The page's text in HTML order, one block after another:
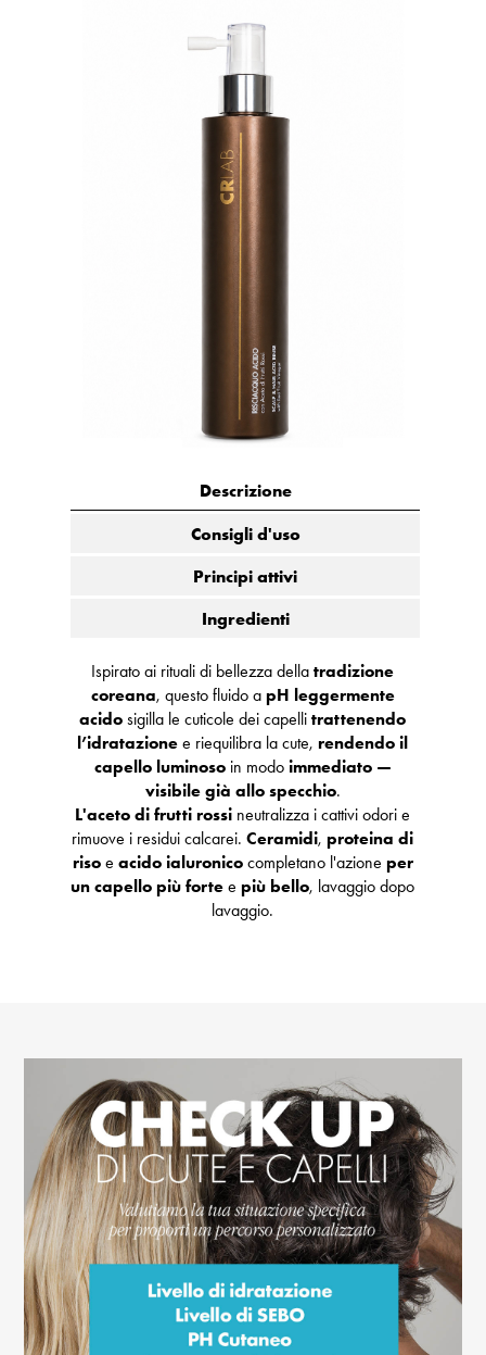
Descrizione
Consigli d'uso
Principi attivi
Ingredienti
Ispirato ai rituali di bellezza della tradizione
coreana, questo fluido a pH leggermente
acido sigilla le cuticole dei capellitrattenendo
l’idratazione e riequilibra la cute,rendendo il
capello luminosoin modo immediato —
visibile già allo specchio.
L'aceto di frutti rossi neutralizza i cattivi odori e
rimuove i residui calcarei.Ceramidi, proteina di
risoe acido ialuronicocompletano l'azione per
un capello più forte epiù bello, lavaggio dopo
lavaggio.